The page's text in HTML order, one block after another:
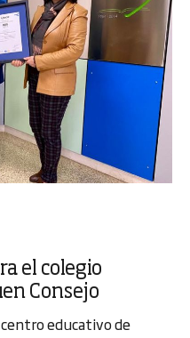
el colegio
Consejo
educativo de